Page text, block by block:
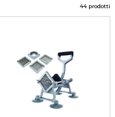
44 prodotti